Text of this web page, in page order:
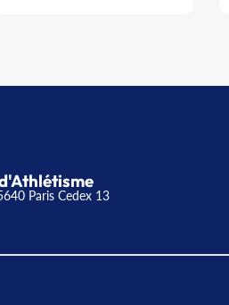
Paris Cedex 13